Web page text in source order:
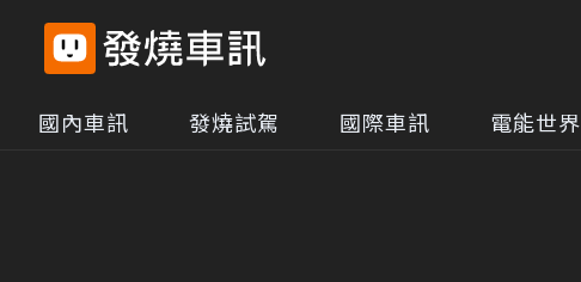
國內車訊 發燒試駕 國際車訊 電能世界